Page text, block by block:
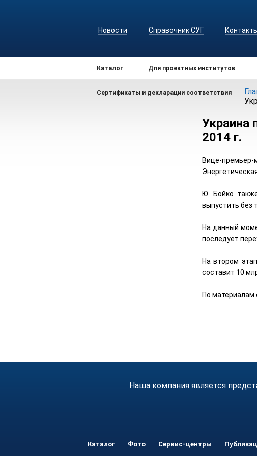
Новости Справочник СУГ
Каталог Для проектных институтов
Сертификаты и декларации соответствия
Украина
2014 г.
Вице-
Ю. Бойко
выпустить без
На данный
последует
На втором
составит 10
По материалам
Наша компания является
Каталог Фото Сервис-центры